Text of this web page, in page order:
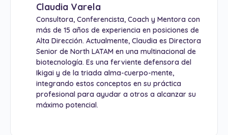
Claudia Varela
Consultora, Conferencista, Coach y Mentora con
más de 15 años de experiencia en posiciones de
Alta Dirección. Actualmente, Claudia es Directora
Senior de North LATAM en una multinacional de
biotecnología. Es una ferviente defensora del
Ikigai y de la triada alma-cuerpo-mente,
integrando estos conceptos en su práctica
profesional para ayudar a otros a alcanzar su
máximo potencial.